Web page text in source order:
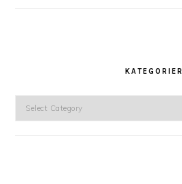
KATEGORIER
Kategorier